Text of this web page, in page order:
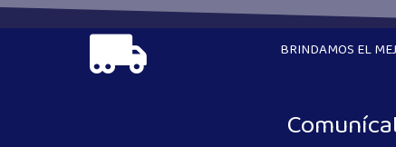
BRINDAMOS EL